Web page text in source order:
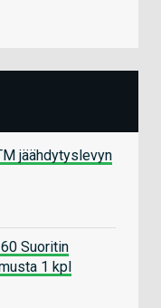
jäähdytyslevyn
Suoritin
1 kpl